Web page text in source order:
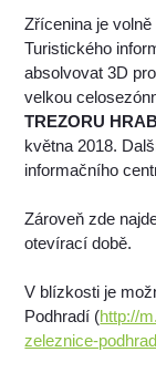
Zřícenina je
Turistického
absolvovat 3D
velkou
TREZORU
května 2018.
informačního
Zároveň zde
otevírací době.
V blízkosti je
Podhradí (http://
zeleznice-